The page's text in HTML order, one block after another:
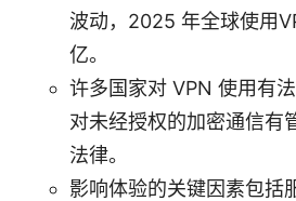
波动，2025 年全球使用
亿。
许多国家对 VPN 使用有
对未经授权的加密通信有
法律。
影响体验的关键因素包括